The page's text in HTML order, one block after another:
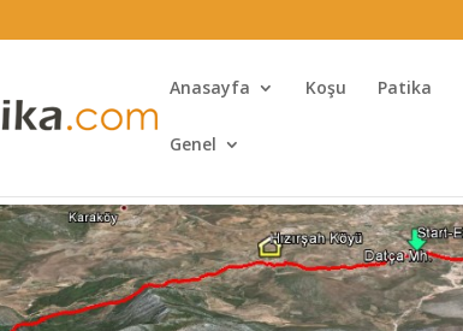
Anasayfa Koşu Patika
Genel